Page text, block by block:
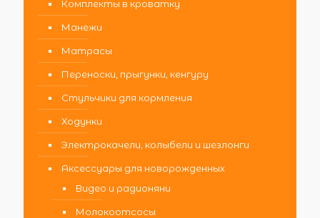
Комплекты в кроватку
Манежи
Матрасы
Переноски, прыгунки, кенгуру
Стульчики для кормления
Ходунки
Электрокачели, колыбели и шезлонги
Аксессуары для новорожденных
Видео и радионяни
Молокоотсосы